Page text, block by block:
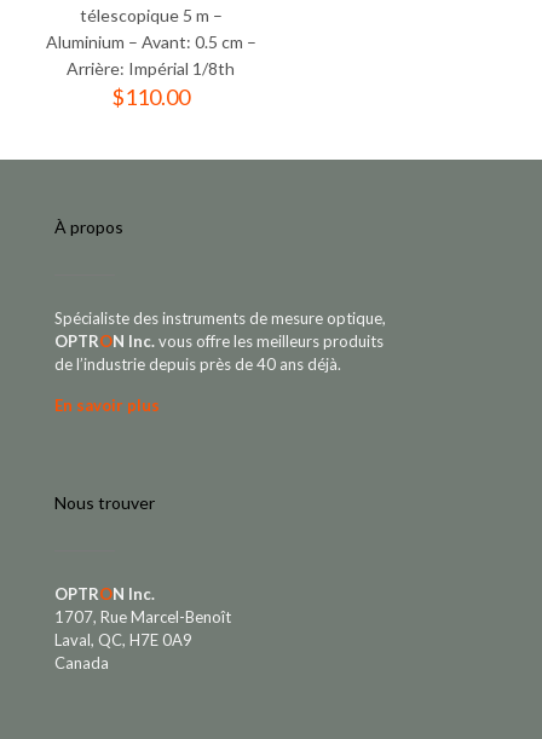
télescopique 5 m –
Aluminium – Avant: 0.5 cm –
Arrière: Impérial 1/8th
$110.00
À propos
Spécialiste des instruments de mesure optique,
OPTRON Inc.vous offre les meilleurs produits
de l’industrie depuis près de 40 ans déjà.
En savoir plus
Nous trouver
OPTRON Inc.
1707, Rue Marcel-Benoît
Laval, QC, H7E 0A9
Canada